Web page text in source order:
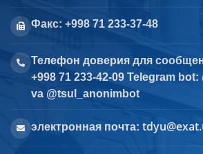
Факс: +998 71 233-37-48
Телефон доверия для
+998 71 233-42-09 Telegram
va @tsul_anonimbot
электронная почта: